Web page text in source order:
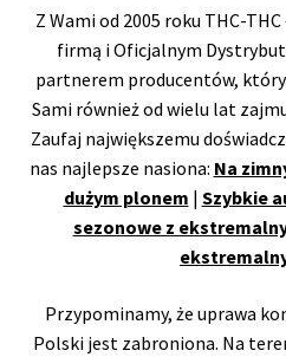
Z Wami od 2005 roku THC-
firmą i Oficjalnym
partnerem producentów,
Sami również od wielu lat
Zaufaj największemu
nas najlepsze nasiona: Na
dużym plonem | Szybkie
sezonowe z
Przypominamy, że uprawa
Polski jest zabroniona. Na